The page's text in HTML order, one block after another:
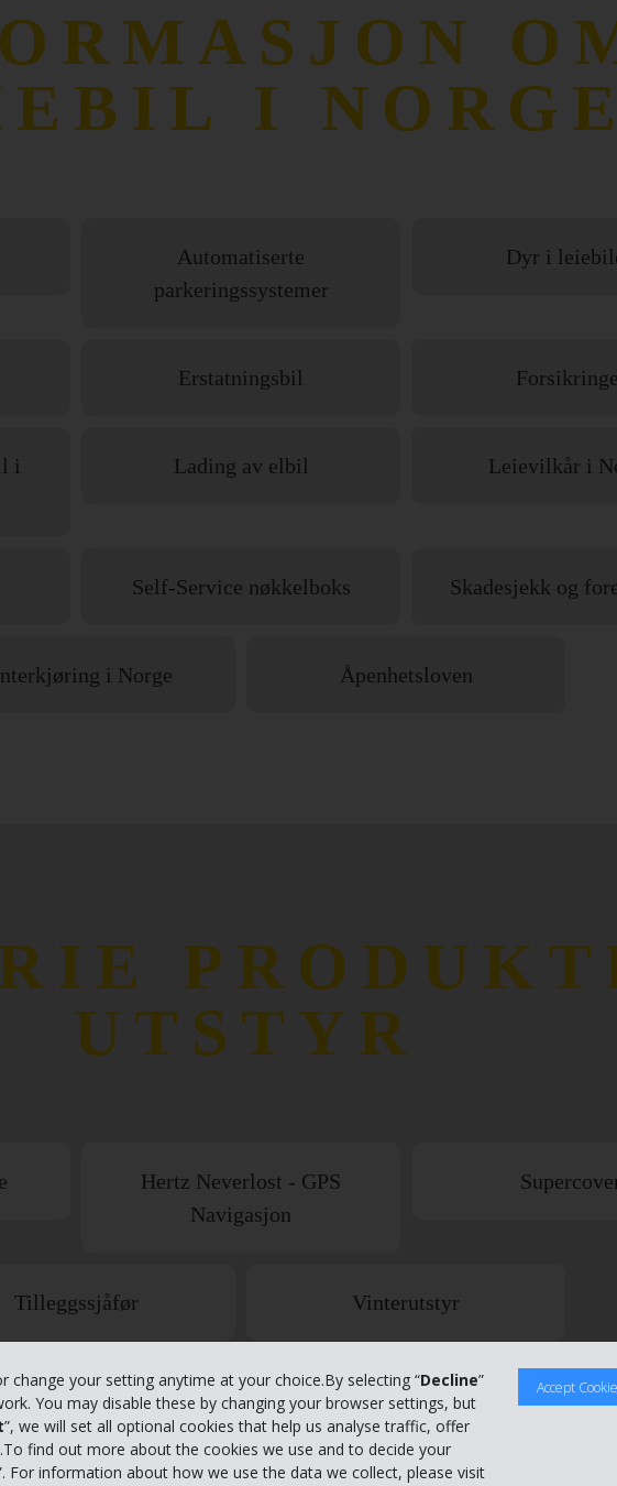
change your setting anytime at your choice.By selecting “Decline”
You may disable these by changing your browser settings, but
”, we will set all optional cookies that help us analyse traffic, offer
find out more about the cookies we use and to decide your
For information about how we use the data we collect, please visit
Accept
I NORGE
Automatiserte
parkeringssystemer
Dyr i
Erstatningsbil
i
Lading av elbil Leievilkår i
Self-Service nøkkelboks Skadesjekk og
i Norge Åpenhetsloven
UTSTYR
Hertz Neverlost - GPS
Navigasjon
Tilleggssjåfør Vinterutstyr